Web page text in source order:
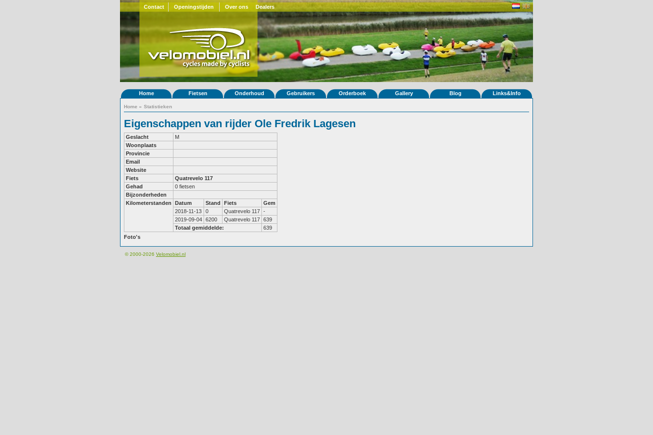
Contact Openingstijden Over ons Dealers
Home Fietsen Onderhoud Gebruikers Orderboek Gallery Blog Links&Info
Home » Statistieken
Eigenschappen van rijder Ole Fredrik Lagesen
Geslacht
M
Woonplaats
Provincie
Email
Website
Fiets
Quatrevelo 117
Gehad
0 fietsen
Bijzonderheden
Kilometerstanden
Datum Stand Fiets
Gem
2018-11-13
0 Quatrevelo 117 -
2019-09-04 6200 Quatrevelo 117 639
Totaal gemiddelde:
639
Foto's
© 2000-2026 Velomobiel.nl